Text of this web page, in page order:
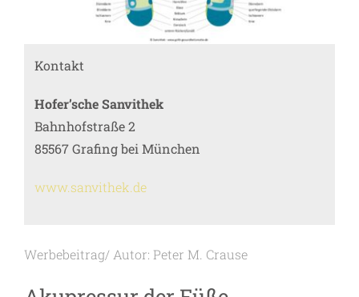
Kontakt
Hofer’sche Sanvithek
Bahnhofstraße 2
85567 Grafing bei München
www.sanvithek.de
Werbebeitrag/ Autor: Peter M. Crause